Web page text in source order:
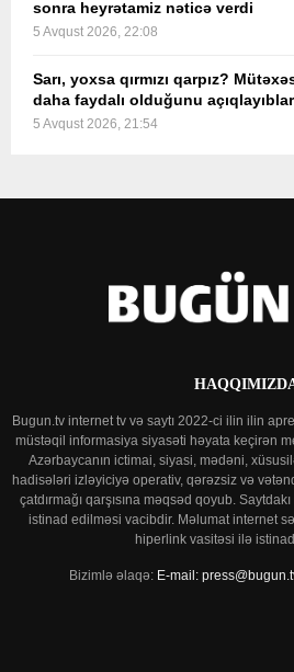
sonra heyrətamiz nəticə verdi
5 Avqust 2026, 22:08
Sarı, yoxsa qırmızı qarpız?
daha faydalı olduğunu açıqlayıblar
5 Avqust 2026, 21:54
Bugun.tv internet tv və saytı 2022-ci ilin ilin
müstəqil informasiya siyasəti həyata keçirən
Azərbaycanın ictimai, siyasi, mədəni,
hadisələri izləyiciyə operativ, qərəzsiz və
çatdırmağı qarşısına məqsəd qoyub.
istinad edilməsi vacibdir. Məlumat internet
hiperlink vasitəsi ilə
Bizimlə əlaqə: E-mail: